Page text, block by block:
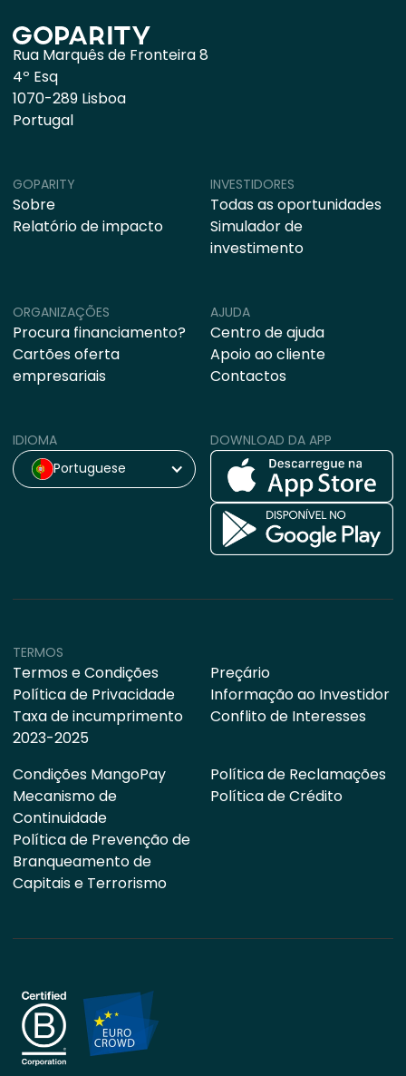
Rua Marquês de Fronteira 8
4º Esq
1070-289 Lisboa
Portugal
ORGANIZAÇÕES
Procura financiamento?
Cartões oferta
empresariais
AJUDA
Centro de ajuda
Apoio ao cliente
Contactos
GOPARITY
Sobre
Relatório de impacto
INVESTIDORES
Todas as oportunidades
Simulador de
investimento
IDIOMA
Portuguese
DOWNLOAD DA APP
TERMOS
Termos e Condições
Política de Privacidade
Taxa de incumprimento
2023-2025
Preçário
Informação ao Investidor
Conflito de Interesses
Condições MangoPay
Mecanismo de
Continuidade
Política de Prevenção de
Branqueamento de
Capitais e Terrorismo
Política de Reclamações
Política de Crédito